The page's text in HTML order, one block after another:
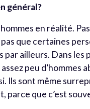
général?
en réalité.
que certaines
ailleurs. Dans les
peu d’hommes
Ils sont même
que c’est